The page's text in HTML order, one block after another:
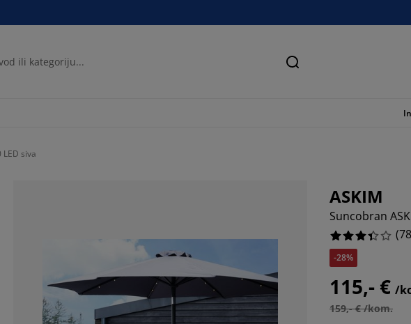
Pretraga
siva
ASKIM
Suncobran
(78
-28%
115,- € /
159,- € /kom.
37.17948717948718%
23.076923076923077%